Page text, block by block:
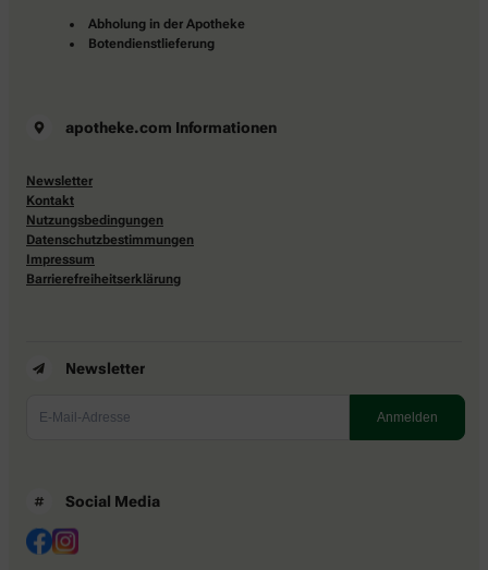
Abholung in der Apotheke
Botendienstlieferung
apotheke.com Informationen
Newsletter
Kontakt
Nutzungsbedingungen
Datenschutzbestimmungen
Impressum
Barrierefreiheitserklärung
Newsletter
Social Media